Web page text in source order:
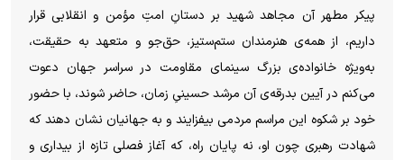
پیکر مطهر آن مجاهد شهید بر دستانِ امتِ مؤمن و انقلابی قرار
داریم، از همه‌ی هنرمندان ستم‌ستیز، حق‌جو و متعهد به حقیقت،
به‌ویژه خانواده‌ی بزرگ سینمای مقاومت در سراسر جهان دعوت
می‌کنم در آیین بدرقه‌ی آن مرشد حسینیِ زمان، حاضر شوند، با حضور
خود بر شکوه این مراسم مردمی بیفزایند و به جهانیان نشان دهند که
شهادت رهبری چون او، نه پایان راه، که آغاز فصلی تازه از بیداری و